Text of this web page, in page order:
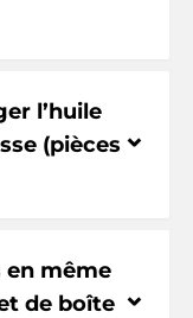
l’huile
(pièces ⌃
en même
de boîte ⌃